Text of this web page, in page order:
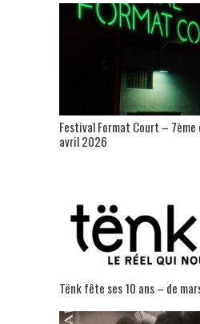
Festival Format Court –
avril 2026
Tënk fête ses 10 ans – de